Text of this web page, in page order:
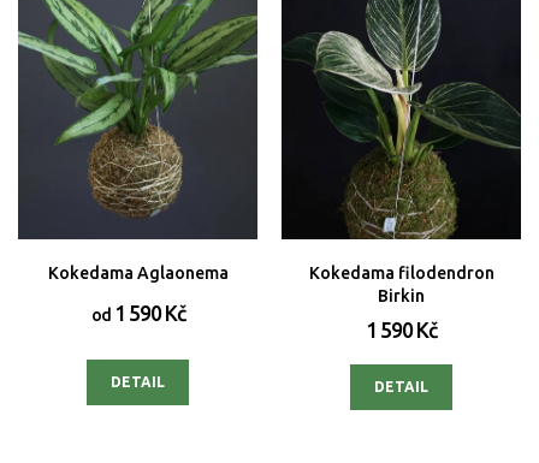
Kokedama Aglaonema
od1 590 Kč
DETAIL
Kokedama filodendron
Birkin
1 590 Kč
DETAIL